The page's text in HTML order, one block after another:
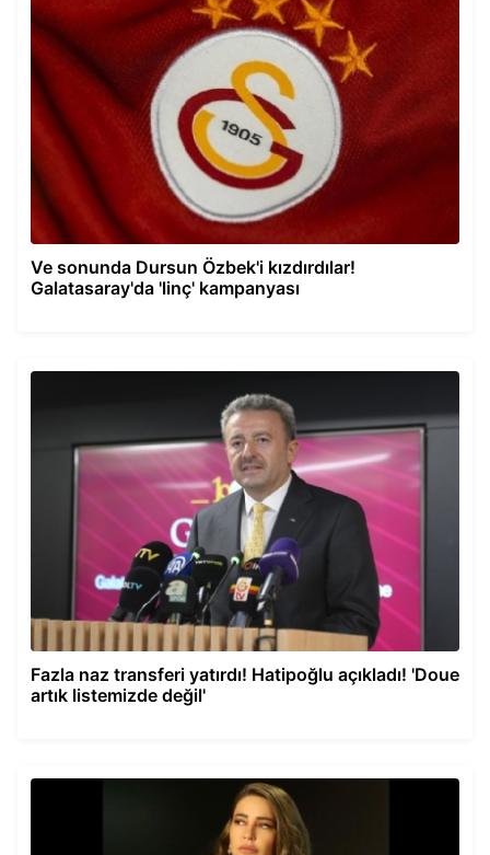
Ve sonunda Dursun Özbek'i kızdırdılar!
Galatasaray'da 'linç' kampanyası
Fazla naz transferi yatırdı! Hatipoğlu açıkladı! 'Doue
artık listemizde değil'